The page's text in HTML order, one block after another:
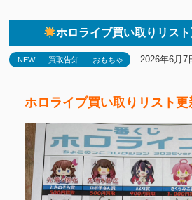
ホロライブ買い取りリス
NEW 買取告知 おもちゃ 2026年6月7
ホロライブ買い取りリスト更